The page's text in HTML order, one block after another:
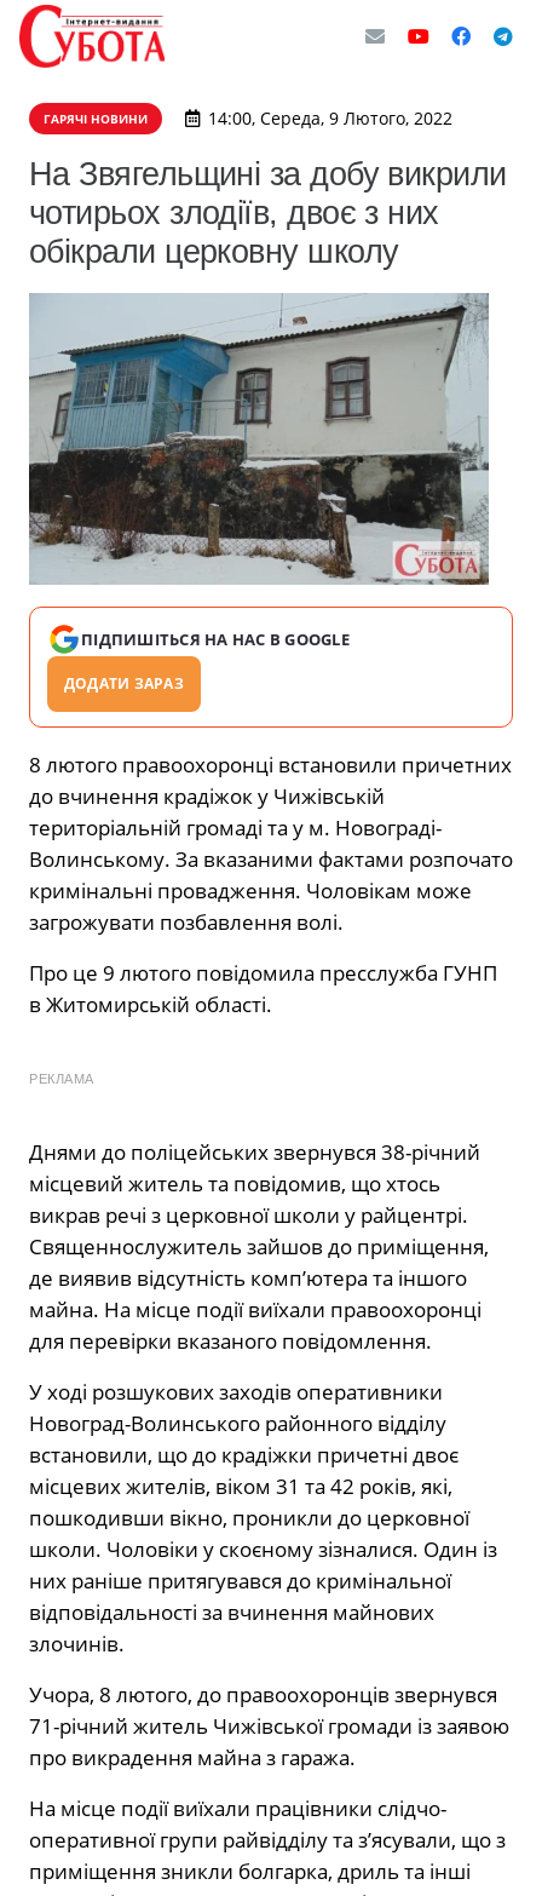
ГАРЯЧІ НОВИНИ 14:00, Середа, 9 Лютого, 2022
На Звягельщині за добу викрили
чотирьох злодіїв, двоє з них
обікрали церковну школу
ПІДПИШІТЬСЯ НА НАС В GOOGLE
ДОДАТИ ЗАРАЗ
8 лютого правоохоронці встановили причетних
до вчинення крадіжок у Чижівській
територіальній громаді та у м. Новограді-
Волинському. За вказаними фактами розпочато
кримінальні провадження. Чоловікам може
загрожувати позбавлення волі.
Про це 9 лютого повідомила пресслужба ГУНП
в Житомирській області.
РЕКЛАМА
Днями до поліцейських звернувся 38-річний
місцевий житель та повідомив, що хтось
викрав речі з церковної школи у райцентрі.
Священнослужитель зайшов до приміщення,
де виявив відсутність комп’ютера та іншого
майна. На місце події виїхали правоохоронці
для перевірки вказаного повідомлення.
У ході розшукових заходів оперативники
Новоград-Волинського районного відділу
встановили, що до крадіжки причетні двоє
місцевих жителів, віком 31 та 42 років, які,
пошкодивши вікно, проникли до церковної
школи. Чоловіки у скоєному зізналися. Один із
них раніше притягувався до кримінальної
відповідальності за вчинення майнових
злочинів.
Учора, 8 лютого, до правоохоронців звернувся
71-річний житель Чижівської громади із заявою
про викрадення майна з гаража.
На місце події виїхали працівники слідчо-
оперативної групи райвідділу та з’ясували, що з
приміщення зникли болгарка, дриль та інші